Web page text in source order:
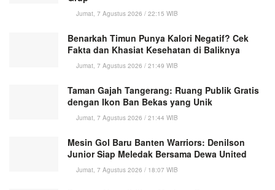
Jumat, 7 Agustus 2026 / 22:15 WIB
Benarkah Timun Punya Kalori Negatif? Cek
Fakta dan Khasiat Kesehatan di Baliknya
Jumat, 7 Agustus 2026 / 21:49 WIB
Taman Gajah Tangerang: Ruang Publik Gratis
dengan Ikon Ban Bekas yang Unik
Jumat, 7 Agustus 2026 / 21:44 WIB
Mesin Gol Baru Banten Warriors: Denilson
Junior Siap Meledak Bersama Dewa United
Jumat, 7 Agustus 2026 / 18:07 WIB